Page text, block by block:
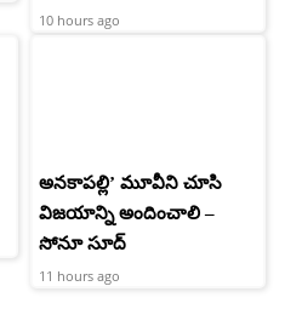
10 hours ago
అనకాపల్లి’ మూవీని చూసి
విజయాన్ని అందించాలి –
సోనూ సూద్
11 hours ago